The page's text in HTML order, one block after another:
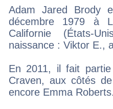
Adam Jared Brody
décembre 1979 à
Californie (États-
naissance : Viktor E.,
En 2011, il fait
Craven, aux côtés
encore Emma